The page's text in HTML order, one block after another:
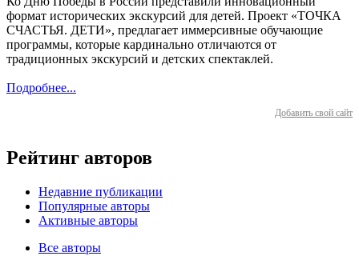
формат исторических экскурсий для детей. Проект «ТОЧКА
СЧАСТЬЯ. ДЕТИ», предлагает иммерсивные обучающие
программы, которые кардинально отличаются от
традиционных экскурсий и детских спектаклей.
Подробнее...
Добавить свой сайт
Рейтинг авторов
Недавние публикации
Популярные авторы
Активные авторы
Все авторы